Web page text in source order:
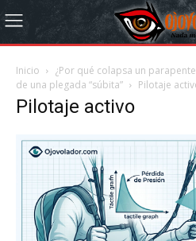
Inicio
¿Por qué colapsa un
de una plegada “súbita”
Pilotaje
Pilotaje activo